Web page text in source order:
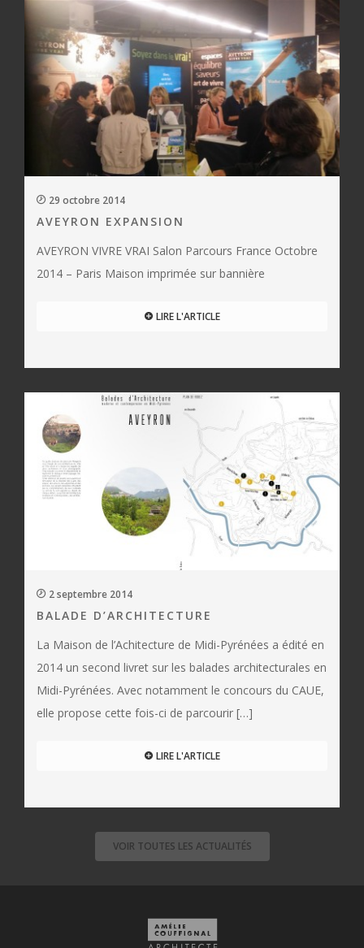
29 octobre 2014
AVEYRON EXPANSION
AVEYRON VIVRE VRAI Salon Parcours France Octobre
2014 – Paris Maison imprimée sur bannière
LIRE L'ARTICLE
2 septembre 2014
BALADE D’ARCHITECTURE
La Maison de l’Achitecture de Midi-Pyrénées a édité en
2014 un second livret sur les balades architecturales en
Midi-Pyrénées. Avec notamment le concours du CAUE,
elle propose cette fois-ci de parcourir […]
LIRE L'ARTICLE
VOIR TOUTES LES ACTUALITÉS